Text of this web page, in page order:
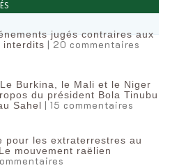
jugés contraires aux
interdits | 20 commentaires
Burkina, le Mali et le Niger
du président Bola Tinubu
Sahel | 15 commentaires
pour les extraterrestres au
mouvement raëlien